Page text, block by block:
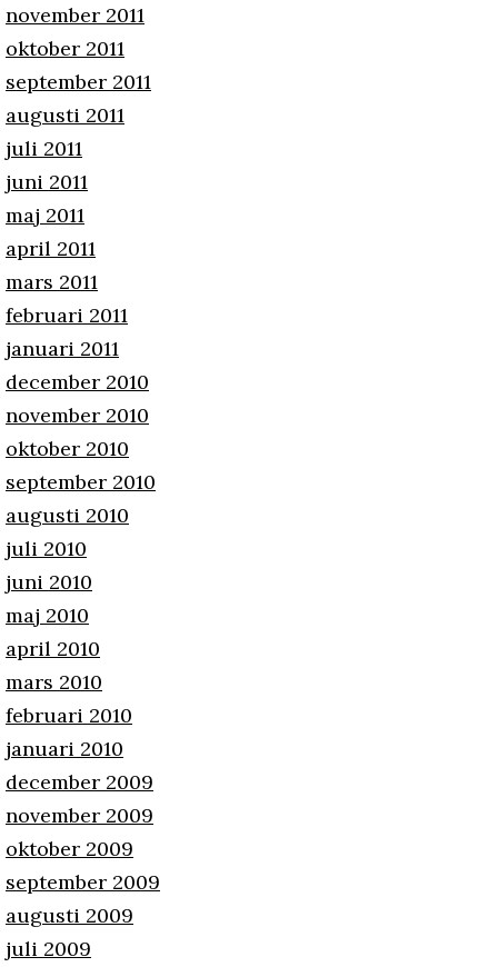
november 2011
oktober 2011
september 2011
augusti 2011
juli 2011
juni 2011
maj 2011
april 2011
mars 2011
februari 2011
januari 2011
december 2010
november 2010
oktober 2010
september 2010
augusti 2010
juli 2010
juni 2010
maj 2010
april 2010
mars 2010
februari 2010
januari 2010
december 2009
november 2009
oktober 2009
september 2009
augusti 2009
juli 2009